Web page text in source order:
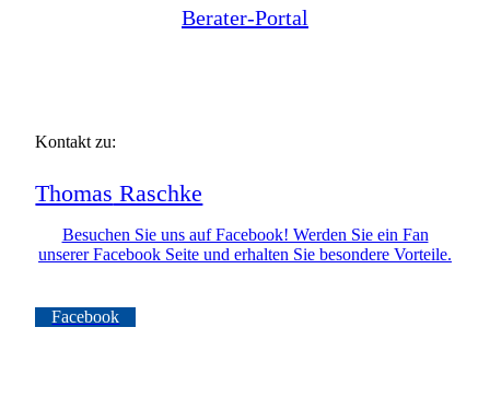
Berater-Portal
Kontakt zu:
Thomas Raschke
Besuchen Sie uns auf Facebook! Werden Sie ein Fan
unserer Facebook Seite und erhalten Sie besondere Vorteile.
Facebook